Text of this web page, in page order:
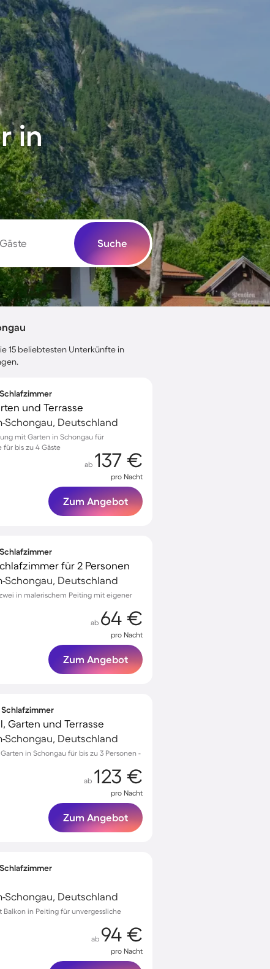
in
Gäste Suche
15 beliebtesten Unterkünfte in
Schlafzimmer
und Terrasse
Schongau, Deutschland
mit Garten in Schongau für
für bis zu 4 Gäste
ab 137 €
pro Nacht
Zum Angebot
Schlafzimmer
für 2 Personen
Schongau, Deutschland
in malerischem Peiting mit eigener
ab 64 €
pro Nacht
Zum Angebot
Schlafzimmer
Garten und Terrasse
Schongau, Deutschland
in Schongau für bis zu 3 Personen -
ab 123 €
pro Nacht
Zum Angebot
Schlafzimmer
Schongau, Deutschland
Balkon in Peiting für unvergessliche
ab 94 €
pro Nacht